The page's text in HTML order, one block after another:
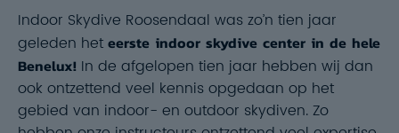
Indoor Skydive Roosendaal was zo’n tien jaar
geleden het eerste indoor skydive center in de hele
Benelux! In de afgelopen tien jaar hebben wij dan
ook ontzettend veel kennis opgedaan op het
gebied van indoor- en outdoor skydiven. Zo